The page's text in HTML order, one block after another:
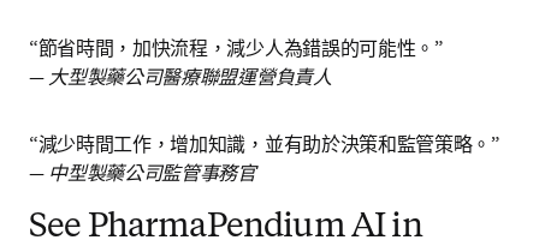
— 大型製藥公司醫療聯盟運營負責人
— 中型製藥公司監管事務官
See PharmaPendium AI in